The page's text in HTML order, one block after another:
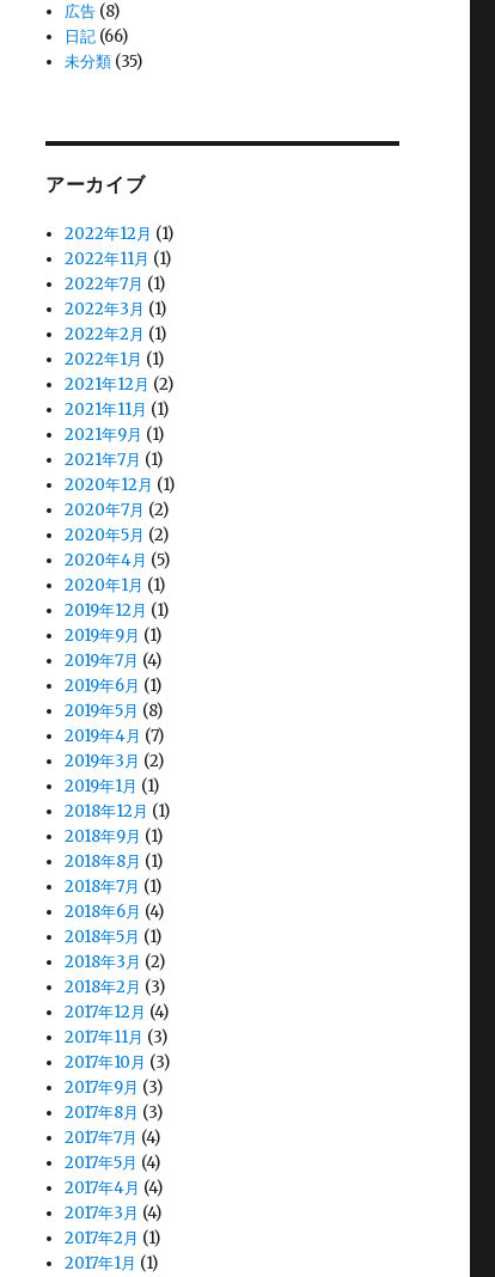
広告 (8)
日記 (66)
未分類 (35)
アーカイブ
2022年12月 (1)
2022年11月 (1)
2022年7月 (1)
2022年3月 (1)
2022年2月 (1)
2022年1月 (1)
2021年12月 (2)
2021年11月 (1)
2021年9月 (1)
2021年7月 (1)
2020年12月 (1)
2020年7月 (2)
2020年5月 (2)
2020年4月 (5)
2020年1月 (1)
2019年12月 (1)
2019年9月 (1)
2019年7月 (4)
2019年6月 (1)
2019年5月 (8)
2019年4月 (7)
2019年3月 (2)
2019年1月 (1)
2018年12月 (1)
2018年9月 (1)
2018年8月 (1)
2018年7月 (1)
2018年6月 (4)
2018年5月 (1)
2018年3月 (2)
2018年2月 (3)
2017年12月 (4)
2017年11月 (3)
2017年10月 (3)
2017年9月 (3)
2017年8月 (3)
2017年7月 (4)
2017年5月 (4)
2017年4月 (4)
2017年3月 (4)
2017年2月 (1)
2017年1月 (1)